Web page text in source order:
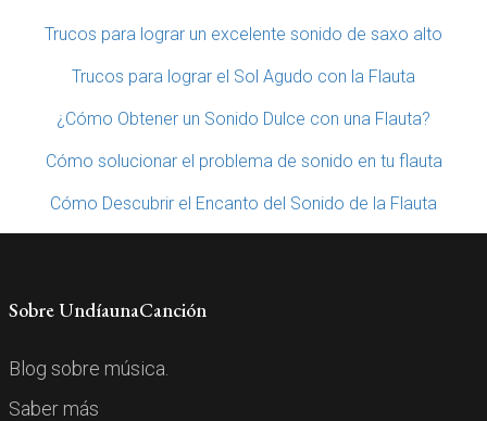
Trucos para lograr un excelente sonido de saxo alto
Trucos para lograr el Sol Agudo con la Flauta
¿Cómo Obtener un Sonido Dulce con una Flauta?
Cómo solucionar el problema de sonido en tu flauta
Cómo Descubrir el Encanto del Sonido de la Flauta
Sobre UndíaunaCanción
Blog sobre música.
Saber más